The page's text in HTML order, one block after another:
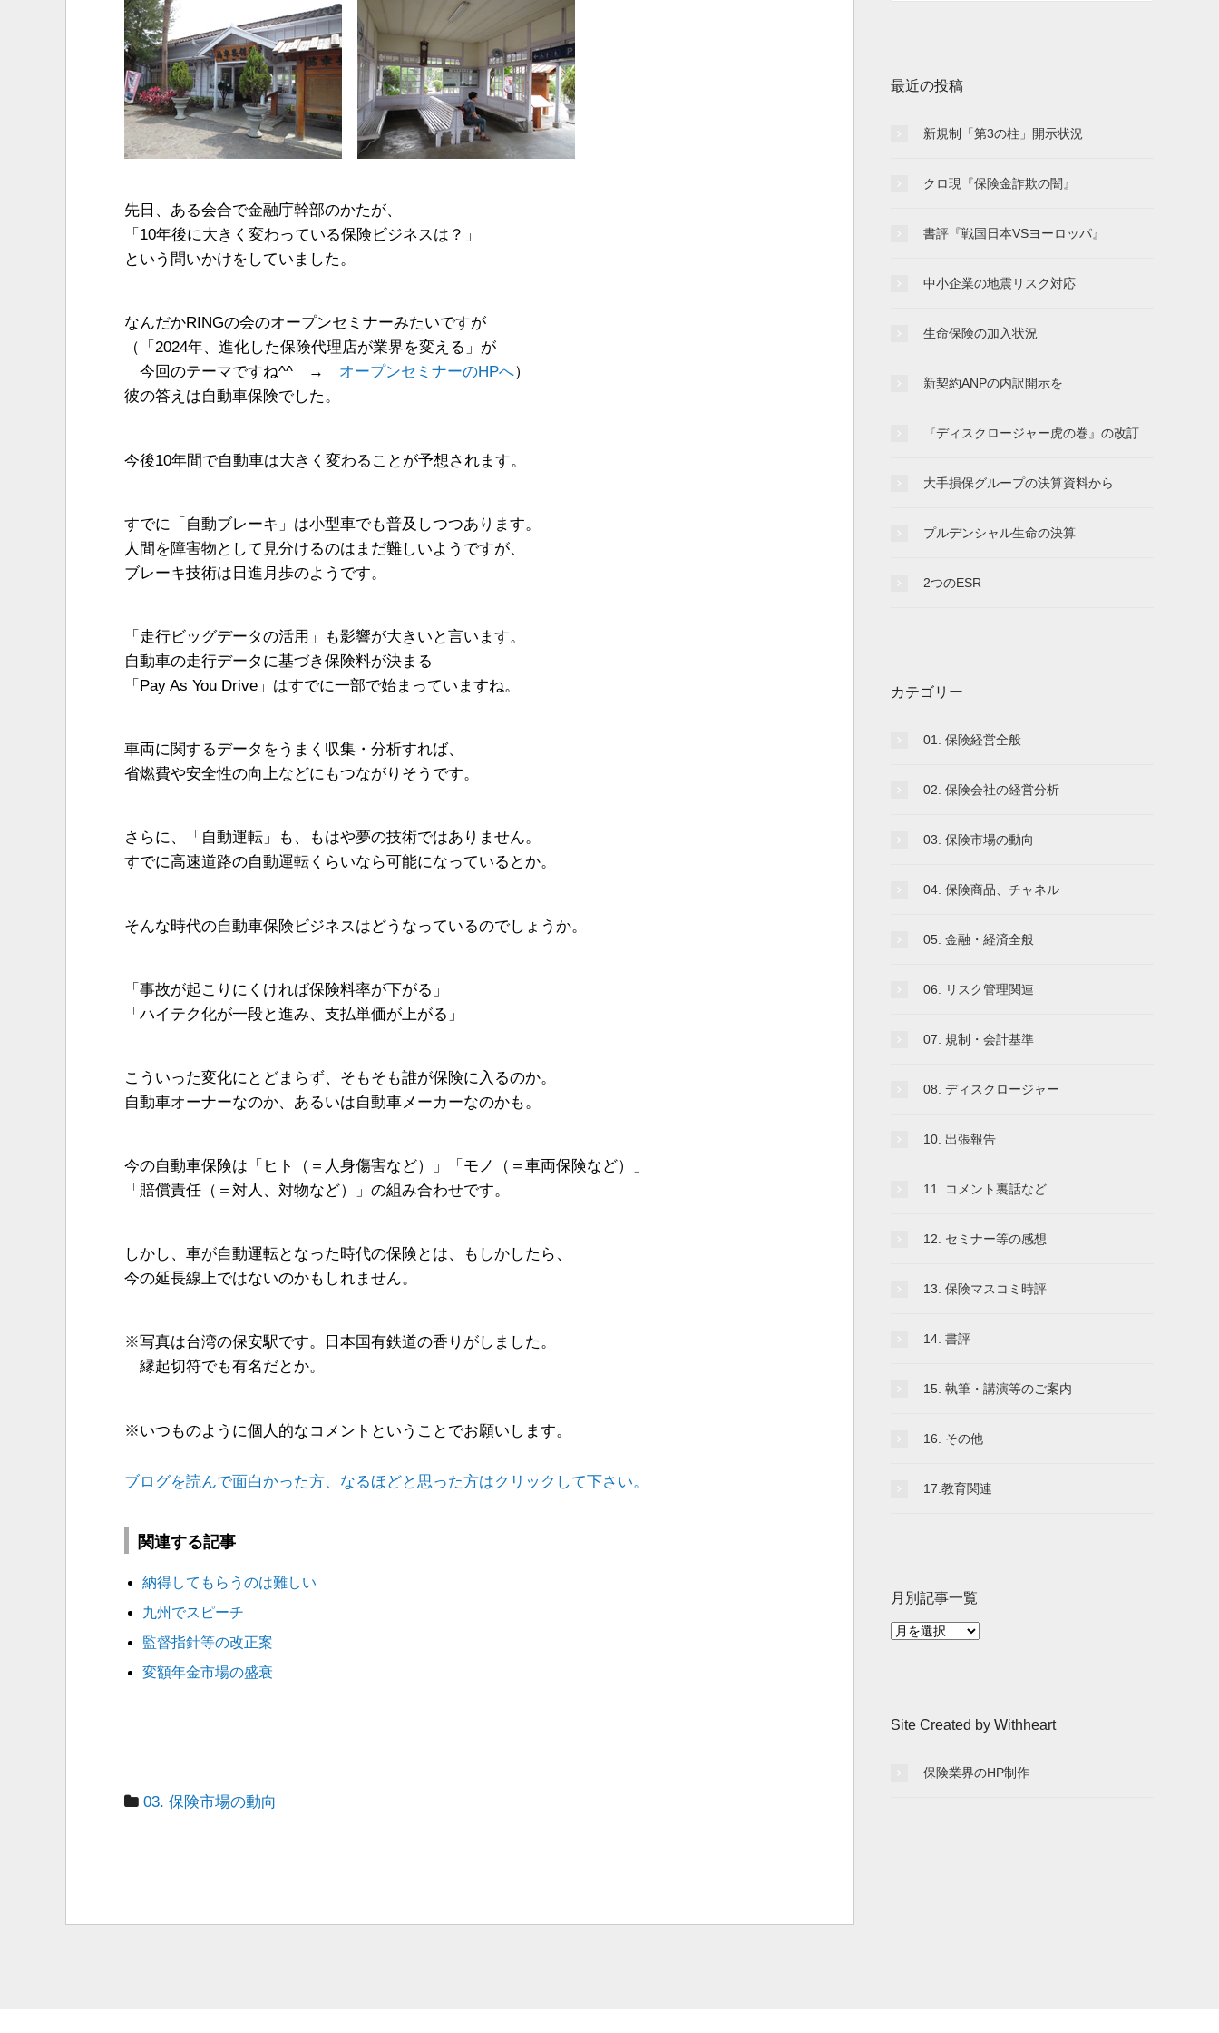
先日、ある会合で金融庁幹部のかたが、
「10年後に大きく変わっている保険ビジネスは？」
という問いかけをしていました。
なんだかRINGの会のオープンセミナーみたいですが
（「2024年、進化した保険代理店が業界を変える」が
今回のテーマですね^^ → オープンセミナーのHPへ）
彼の答えは自動車保険でした。
今後10年間で自動車は大きく変わることが予想されます。
すでに「自動ブレーキ」は小型車でも普及しつつあります。
人間を障害物として見分けるのはまだ難しいようですが、
ブレーキ技術は日進月歩のようです。
「走行ビッグデータの活用」も影響が大きいと言います。
自動車の走行データに基づき保険料が決まる
「Pay As You Drive」はすでに一部で始まっていますね。
車両に関するデータをうまく収集・分析すれば、
省燃費や安全性の向上などにもつながりそうです。
さらに、「自動運転」も、もはや夢の技術ではありません。
すでに高速道路の自動運転くらいなら可能になっているとか。
そんな時代の自動車保険ビジネスはどうなっているのでしょうか。
「事故が起こりにくければ保険料率が下がる」
「ハイテク化が一段と進み、支払単価が上がる」
こういった変化にとどまらず、そもそも誰が保険に入るのか。
自動車オーナーなのか、あるいは自動車メーカーなのかも。
今の自動車保険は「ヒト（＝人身傷害など）」「モノ（＝車両保険など）」
「賠償責任（＝対人、対物など）」の組み合わせです。
しかし、車が自動運転となった時代の保険とは、もしかしたら、
今の延長線上ではないのかもしれません。
※写真は台湾の保安駅です。日本国有鉄道の香りがしました。
縁起切符でも有名だとか。
※いつものように個人的なコメントということでお願いします。
ブログを読んで面白かった方、なるほどと思った方はクリックして下さい。
関連する記事
納得してもらうのは難しい
九州でスピーチ
監督指針等の改正案
変額年金市場の盛衰
03. 保険市場の動向
最近の投稿
新規制「第3の柱」開示状況
クロ現『保険金詐欺の闇』
書評『戦国日本VSヨーロッパ』
中小企業の地震リスク対応
生命保険の加入状況
新契約ANPの内訳開示を
『ディスクロージャー虎の巻』の改訂
大手損保グループの決算資料から
プルデンシャル生命の決算
2つのESR
カテゴリー
01. 保険経営全般
02. 保険会社の経営分析
03. 保険市場の動向
04. 保険商品、チャネル
05. 金融・経済全般
06. リスク管理関連
07. 規制・会計基準
08. ディスクロージャー
10. 出張報告
11. コメント裏話など
12. セミナー等の感想
13. 保険マスコミ時評
14. 書評
15. 執筆・講演等のご案内
16. その他
17.教育関連
月別記事一覧
月
覧
Site Created by Withheart
保険業界のHP制作